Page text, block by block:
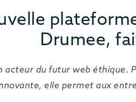
Drumee,
acteur du futur web éthique.
elle permet aux